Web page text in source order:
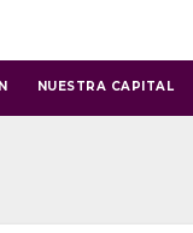
NUESTRA CAPITAL